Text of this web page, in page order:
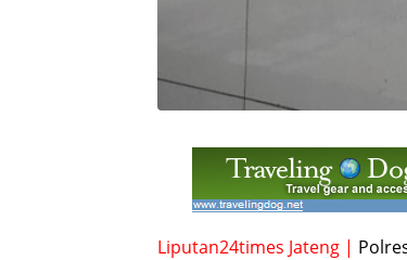
Liputan24times Jateng |